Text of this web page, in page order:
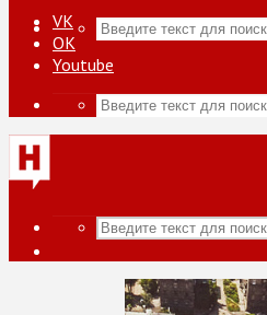
VK
ОК
Youtube